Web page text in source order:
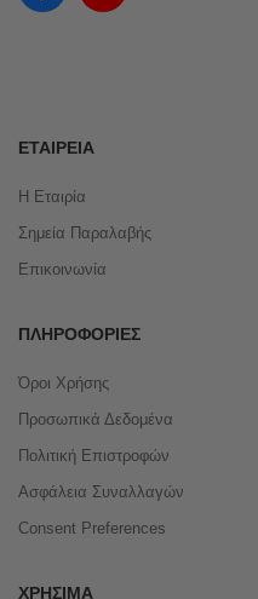
ΕΤΑΙΡΕΊΑ
Η Εταιρία
Σημεία Παραλαβής
Επικοινωνία
ΠΛΗΡΟΦΟΡΊΕΣ
Όροι Χρήσης
Προσωπικά Δεδομένα
Πολιτική Επιστροφών
Ασφάλεια Συναλλαγών
Consent Preferences
ΧΡΉΣΙΜΑ